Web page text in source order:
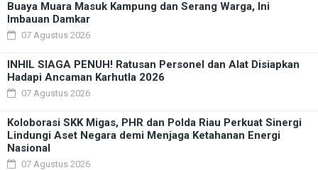
Buaya Muara Masuk Kampung dan Serang Warga, Ini
Imbauan Damkar
07 Agustus 2026
INHIL SIAGA PENUH! Ratusan Personel dan Alat Disiapkan
Hadapi Ancaman Karhutla 2026
07 Agustus 2026
Koloborasi SKK Migas, PHR dan Polda Riau Perkuat Sinergi
Lindungi Aset Negara demi Menjaga Ketahanan Energi
Nasional
07 Agustus 2026